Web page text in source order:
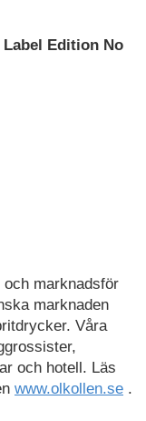
Label Edition No
marknadsför
marknaden
Våra
och hotell. Läs
www.olkollen.se .